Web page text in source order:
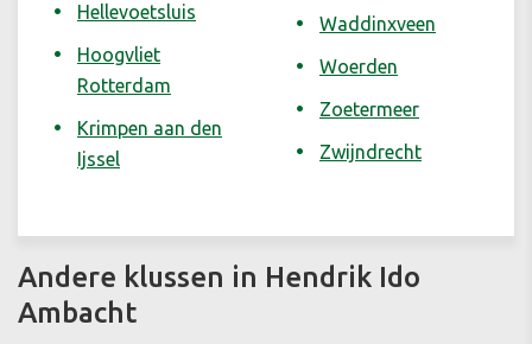
Hellevoetsluis
Hoogvliet
Rotterdam
Krimpen aan den
Ijssel
Waddinxveen
Woerden
Zoetermeer
Zwijndrecht
Andere klussen in Hendrik Ido
Ambacht